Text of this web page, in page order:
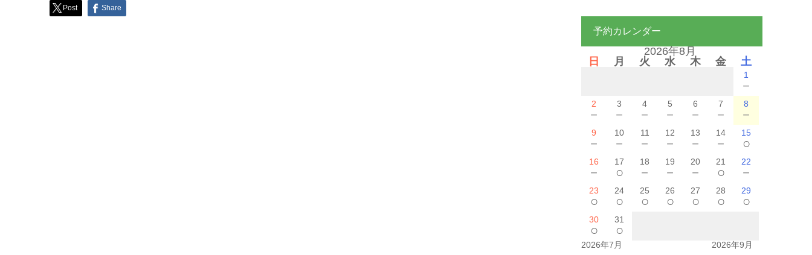
Post Share
予約カレンダー
2026年8月
日
月 火 水 木 金 土
1
－
2
－
3
－
4
－
5
－
6
－
7
－
8
－
9
－
10
－
11
－
12
－
13
－
14
－
15
○
16
－
17
○
18
－
19
－
20
－
21
○
22
－
23
○
24
○
25
○
26
○
27
○
28
○
29
○
30
○
31
○
2026年7月 2026年9月